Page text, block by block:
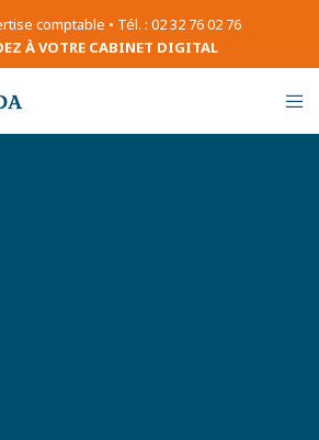
comptable • Tél. : 02 32 76 02 76
À VOTRE CABINET DIGITAL